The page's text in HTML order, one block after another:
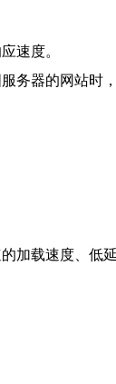
速度。
务器的网站时
加载速度、低